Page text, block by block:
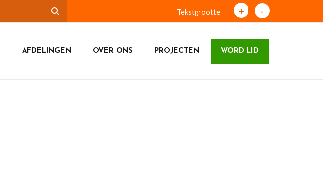
Tekstgrootte + -
AFDELINGEN OVER ONS PROJECTEN WORD LID